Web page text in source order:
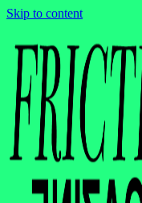
Skip to content